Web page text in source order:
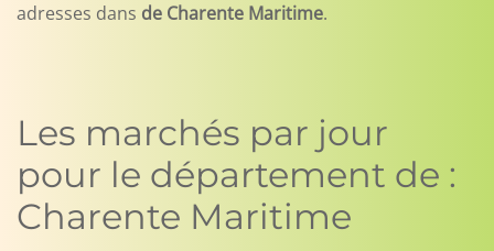
adresses dans de Charente Maritime.
Les marchés par jour
pour le département de :
Charente Maritime